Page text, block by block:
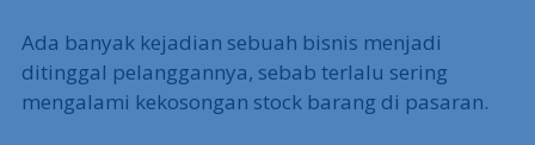
Ada banyak kejadian sebuah bisnis menjadi
ditinggal pelanggannya, sebab terlalu sering
mengalami kekosongan stock barang di pasaran.